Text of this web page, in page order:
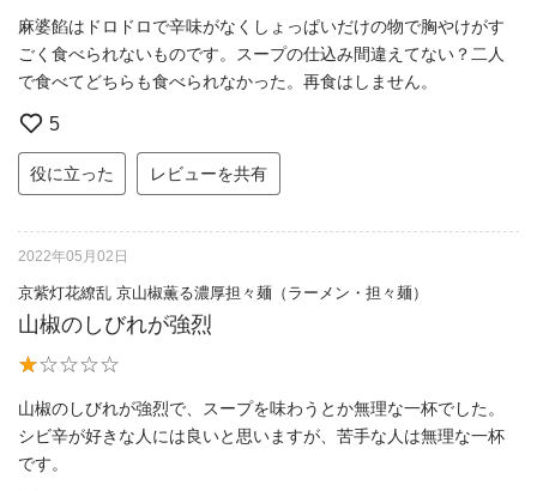
麻婆餡はドロドロで辛味がなくしょっぱいだけの物で胸やけがす
ごく食べられないものです。スープの仕込み間違えてない？二人
で食べてどちらも食べられなかった。再食はしません。
5
役に立った レビューを共有
2022年05月02日
京紫灯花繚乱 京山椒薫る濃厚担々麺（ラーメン・担々麺）
山椒のしびれが強烈
山椒のしびれが強烈で、スープを味わうとか無理な一杯でした。
シビ辛が好きな人には良いと思いますが、苦手な人は無理な一杯
です。